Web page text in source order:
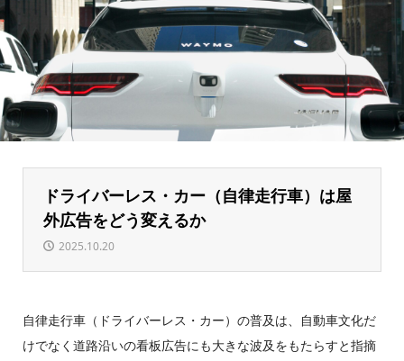
ドライバーレス・カー（自律走行車）は屋
外広告をどう変えるか
2025.10.20
自律走行車（ドライバーレス・カー）の普及は、自動車文化だ
けでなく道路沿いの看板広告にも大きな波及をもたらすと指摘